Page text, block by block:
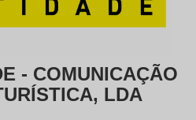
- COMUNICAÇÃO
LDA